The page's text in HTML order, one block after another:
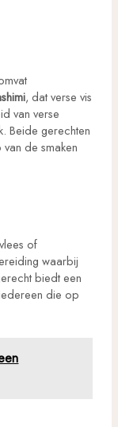
, dat verse vis
van verse
Beide gerechten
de smaken
of
waarbij
biedt een
die op